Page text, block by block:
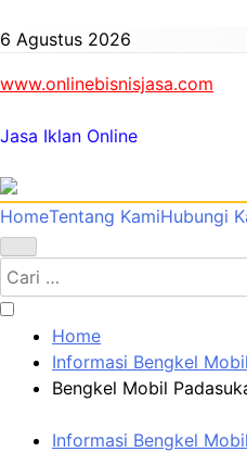
to
6 Agustus 2026
www.onlinebisnisjasa.com
Jasa Iklan Online
HomeTentang KamiHubungi
Cari
untuk:
Home
Informasi Bengkel Mobil
Bengkel Mobil
Informasi Bengkel Mobil